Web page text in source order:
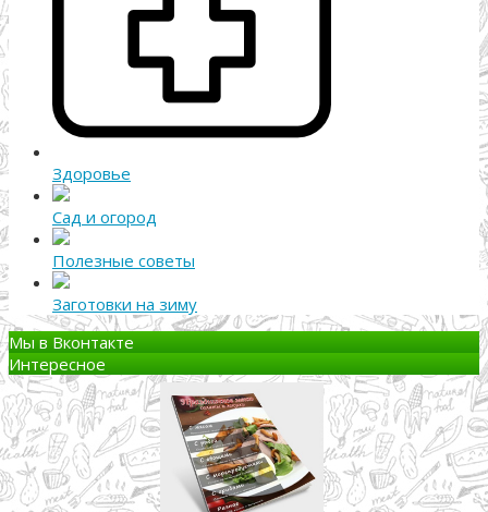
Здоровье
Сад и огород
Полезные советы
Заготовки на зиму
Мы в Вконтакте
Интересное